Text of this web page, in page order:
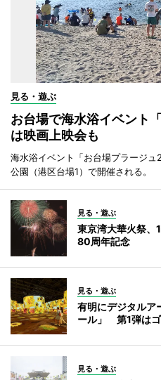
見る・遊ぶ
お台場で海水浴イベント
は映画上映会も
海水浴イベント「お台場プラージ
公園（港区台場1）で開催される。
見る・遊ぶ
東京湾大華火祭
80周年記念
見る・遊ぶ
有明にデジタルア
ール」 第1弾は
見る・遊ぶ